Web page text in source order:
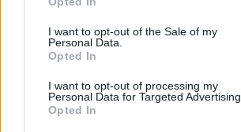
I want to opt-out of the Sale of my
Personal Data.
Opted In
I want to opt-out of processing my
Personal Data for Targeted Advertising.
Opted In
Φώτο αρχείου